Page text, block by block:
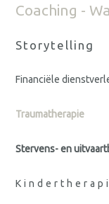
Coaching -
Storytelling
Financiële
Traumatherapie
Stervens- en